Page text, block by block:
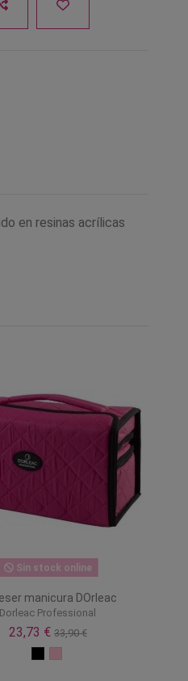
en resinas acrílicas
Sin stock online
manicura DOrleac
Dorleac Professional
23,73 € 33,90 €